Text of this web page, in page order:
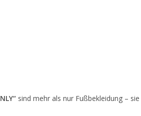
sind mehr als nur Fußbekleidung –